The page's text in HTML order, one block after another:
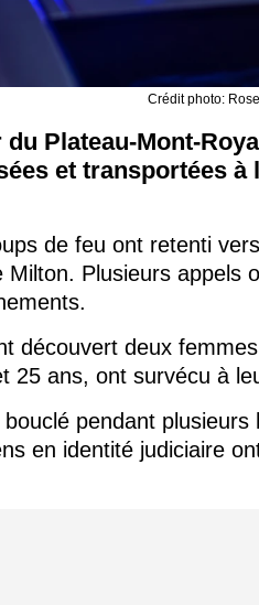
Crédit photo:
Plateau-Mont-
et transportées à
de feu ont retenti
Plusieurs appels
découvert deux
25 ans, ont survécu à
pendant plusieurs
en identité judiciaire